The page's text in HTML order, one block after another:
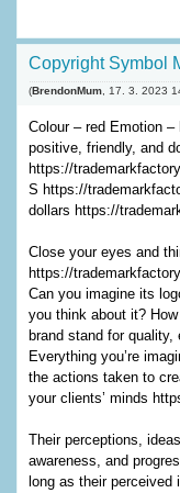
Copyright Symbol
(BrendonMum 17. 3. 2023
Colour – red Emotion
positive, friendly, and
https://
S https://
dollars https://
Close your eyes and
https://
Can you imagine its
you think about it?
brand stand for
Everything you’re
the actions taken to
your clients’ minds
Their perceptions,
awareness, and
long as their